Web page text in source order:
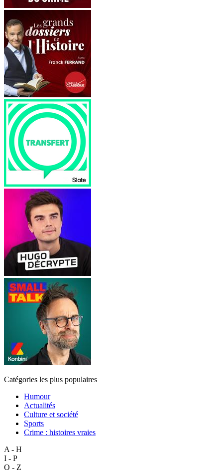
Catégories les plus populaires
Humour
Actualités
Culture et société
Sports
Crime : histoires vraies
A - H
I - P
Q - Z